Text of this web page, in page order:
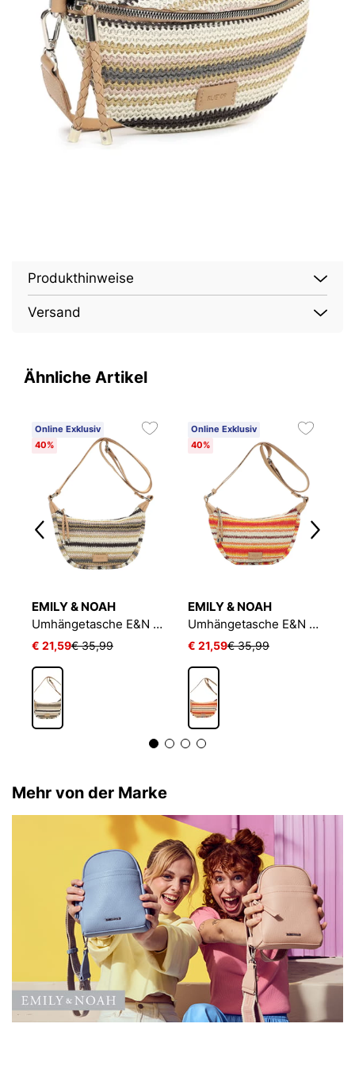
Produkthinweise
Versand
Ähnliche Artikel
Online Exklusiv
40%
EMILY & NOAH
Umhängetasche E&N Bayonne RUE 09
€ 21,59€ 35,99
Online Exklusiv
40%
EMILY & NOAH
Umhängetasche E&N Bayonne RUE 09
€ 21,59€ 35,99
Mehr von der Marke